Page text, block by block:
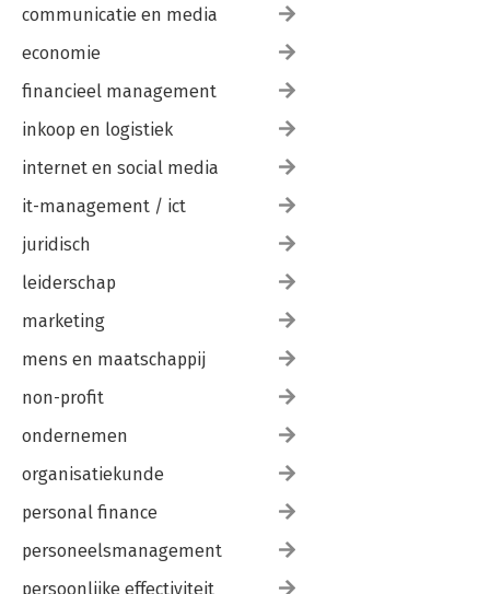
communicatie en media
economie
financieel management
inkoop en logistiek
internet en social media
it-management / ict
juridisch
leiderschap
marketing
mens en maatschappij
non-profit
ondernemen
organisatiekunde
personal finance
personeelsmanagement
persoonlijke effectiviteit